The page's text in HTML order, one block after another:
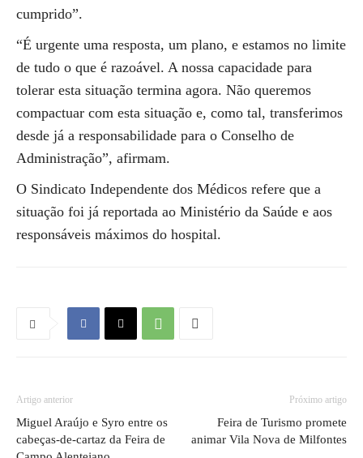
cumprido”.
“É urgente uma resposta, um plano, e estamos no limite
de tudo o que é razoável. A nossa capacidade para
tolerar esta situação termina agora. Não queremos
compactuar com esta situação e, como tal, transferimos
desde já a responsabilidade para o Conselho de
Administração”, afirmam.
O Sindicato Independente dos Médicos refere que a
situação foi já reportada ao Ministério da Saúde e aos
responsáveis máximos do hospital.
Artigo anterior
Miguel Araújo e Syro entre os
cabeças-de-cartaz da Feira de
Próximo artigo
Feira de Turismo promete
animar Vila Nova de Milfontes